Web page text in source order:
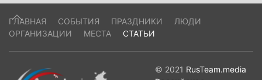
ГЛАВНАЯ СОБЫТИЯ ПРАЗДНИКИ
ЛЮДИ
ОРГАНИЗАЦИИ
МЕСТА СТАТЬИ
© 2021 RusTeam.media